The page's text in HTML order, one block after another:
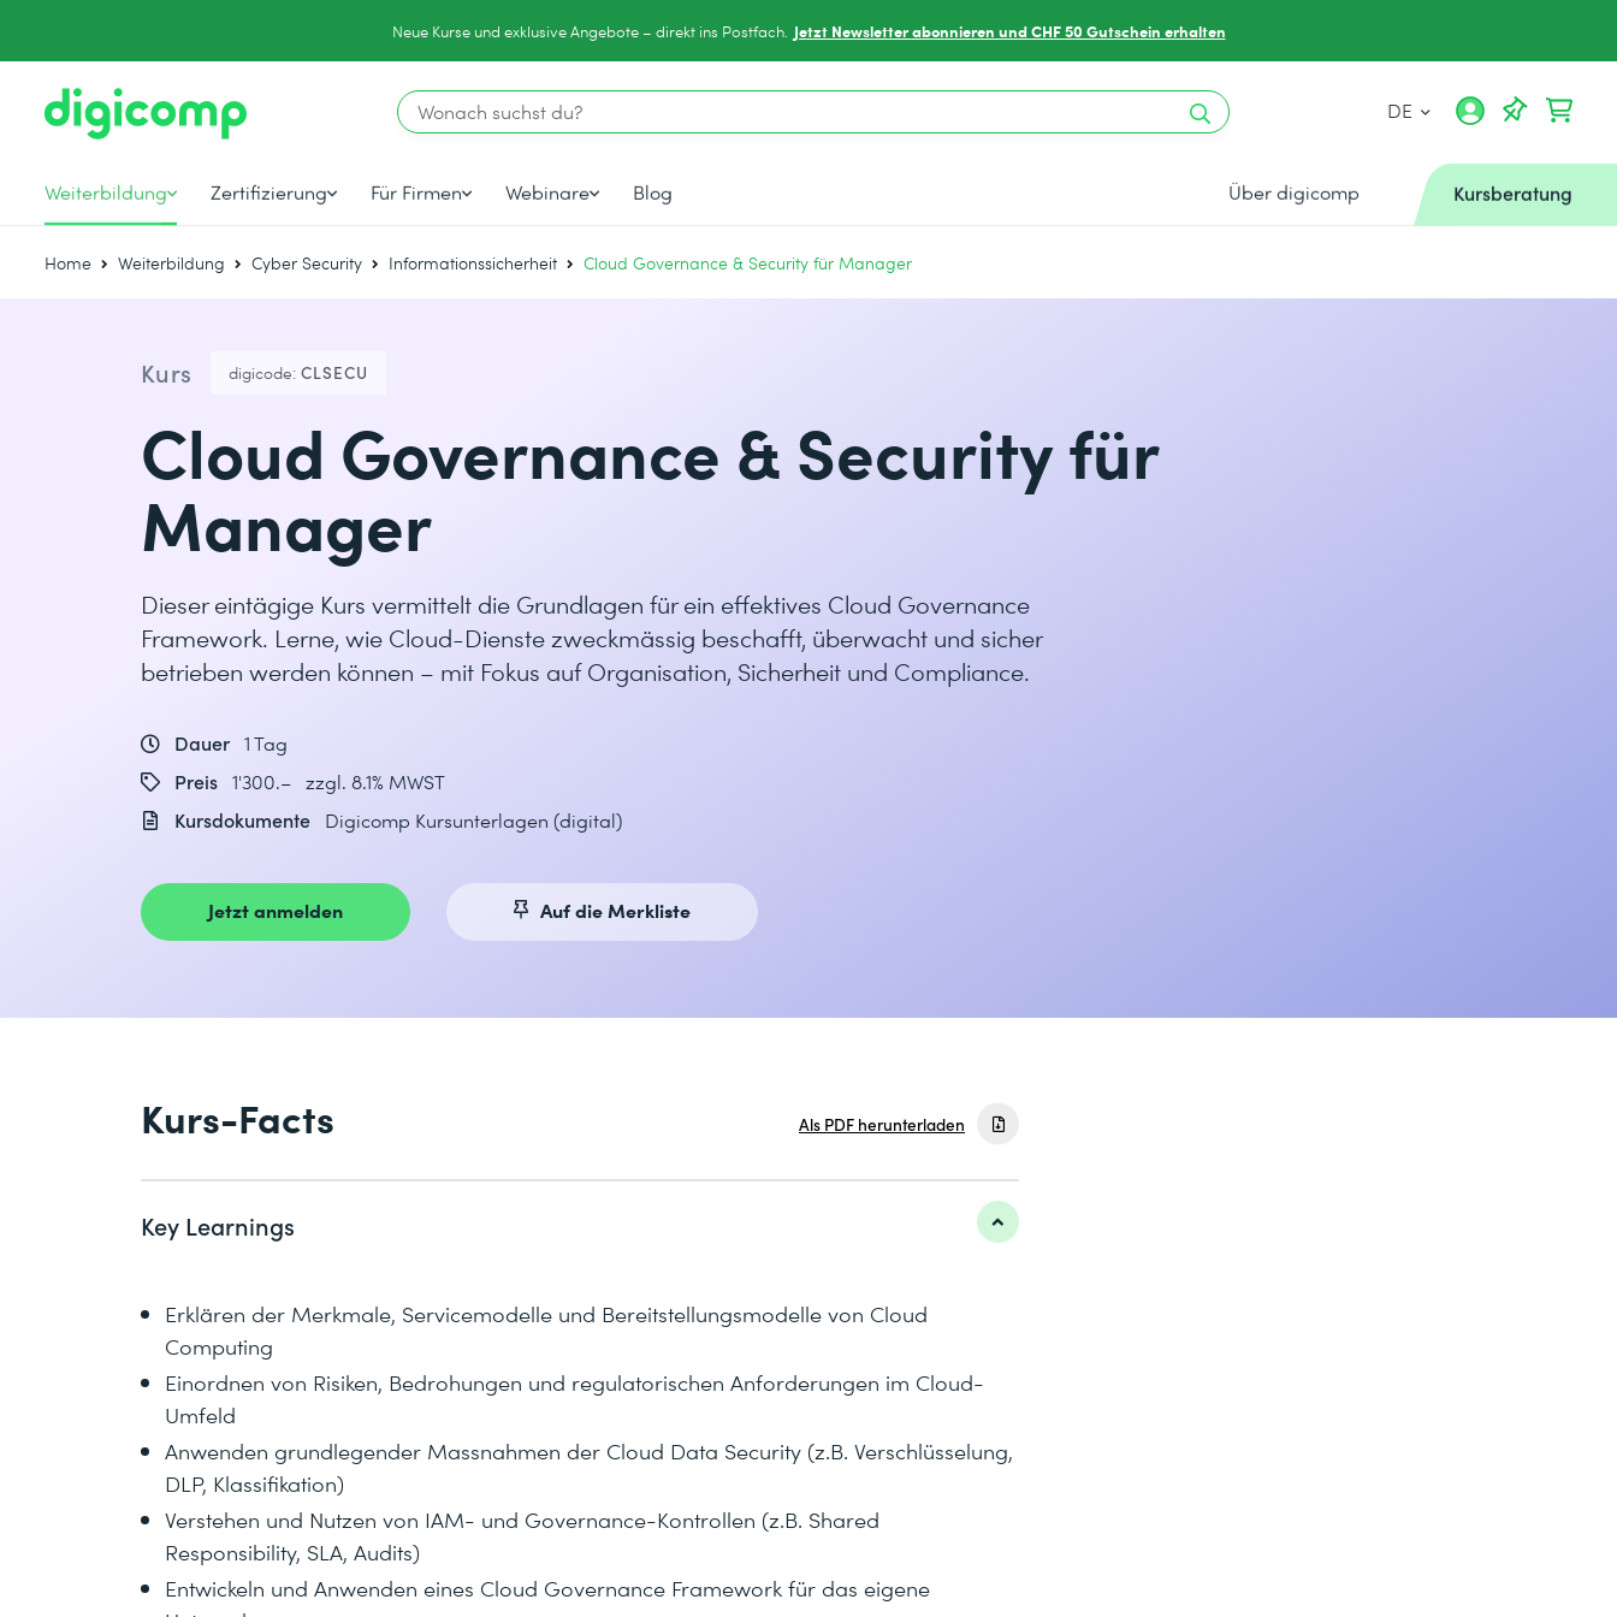
Neue Kurse und exklusive Angebote – direkt ins Postfach. Jetzt Newsletter abonnieren und CHF 50 Gutschein erhalten
DE
Weiterbildung Zertifizierung Für Firmen Webinare Blog Über digicomp Kursberatung
Home Weiterbildung Cyber Security Informationssicherheit Cloud Governance & Security für Manager
Kurs digicode: CLSECU
Cloud Governance & Security für
Manager
Dieser eintägige Kurs vermittelt die Grundlagen für ein effektives Cloud Governance
Framework. Lerne, wie Cloud-Dienste zweckmässig beschafft, überwacht und sicher
betrieben werden können – mit Fokus auf Organisation, Sicherheit und Compliance.
Dauer 1 Tag
Preis 1'300.– zzgl. 8.1% MWST
Kursdokumente
Digicomp Kursunterlagen (digital)
Jetzt anmelden Auf die Merkliste
Kurs-Facts Als PDF herunterladen
Key Learnings
Erklären der Merkmale, Servicemodelle und Bereitstellungsmodelle von Cloud
Computing
Einordnen von Risiken, Bedrohungen und regulatorischen Anforderungen im Cloud-
Umfeld
Anwenden grundlegender Massnahmen der Cloud Data Security (z.B. Verschlüsselung,
DLP, Klassifikation)
Verstehen und Nutzen von IAM- und Governance-Kontrollen (z.B. Shared
Responsibility, SLA, Audits)
Entwickeln und Anwenden eines Cloud Governance Framework für das eigene